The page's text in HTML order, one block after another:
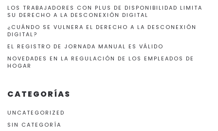
LOS TRABAJADORES CON PLUS DE DISPONIBILIDAD LIMITA
SU DERECHO A LA DESCONEXIÓN DIGITAL
¿CUÁNDO SE VULNERA EL DERECHO A LA DESCONEXIÓN
DIGITAL?
EL REGISTRO DE JORNADA MANUAL ES VÁLIDO
NOVEDADES EN LA REGULACIÓN DE LOS EMPLEADOS DE
HOGAR
CATEGORÍAS
UNCATEGORIZED
SIN CATEGORÍA